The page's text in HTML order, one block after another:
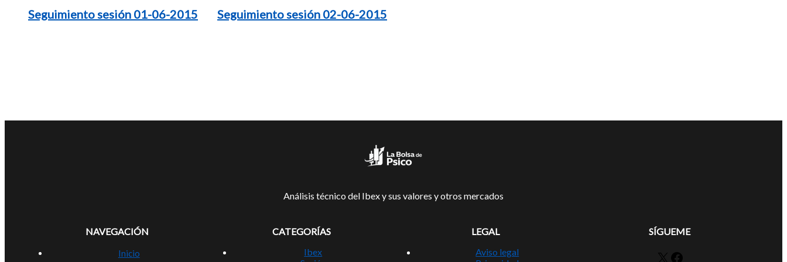
Seguimiento sesión 01-06-2015 Seguimiento sesión 02-06-2015
Análisis técnico del Ibex y sus valores y otros mercados
NAVEGACIÓN
Inicio
CATEGORÍAS
Ibex
LEGAL
Aviso legal
SÍGUEME
X Facebook